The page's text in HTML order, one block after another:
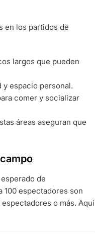
en los partidos de
largos que pueden
espacio personal.
comer y socializar
áreas aseguran que
de
100 espectadores son
o más. Aquí